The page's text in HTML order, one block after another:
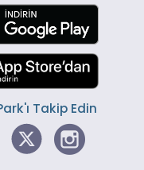
Takip Edin